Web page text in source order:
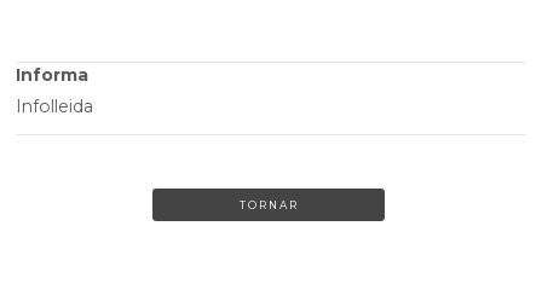
Informa
Infolleida
TORNAR